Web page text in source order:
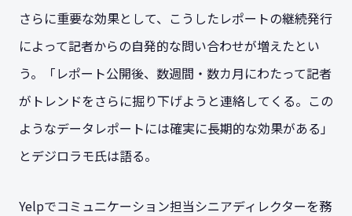
さらに重要な効果として、こうしたレポートの継続発行
によって記者からの自発的な問い合わせが増えたとい
う。「レポート公開後、数週間・数カ月にわたって記者
がトレンドをさらに掘り下げようと連絡してくる。この
ようなデータレポートには確実に長期的な効果がある」
とデジロラモ氏は語る。
Yelpでコミュニケーション担当シニアディレクターを務